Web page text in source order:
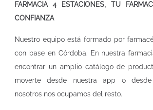
FARMACIA 4 ESTACIONES, TU
CONFIANZA
Nuestro equipo está formado por
con base en Córdoba. En nuestra
encontrar un amplio catálogo de
moverte desde nuestra app o desde
nosotros nos ocupamos del resto.